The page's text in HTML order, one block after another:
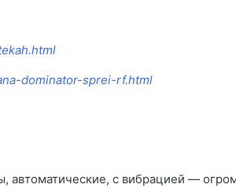
dominator-sprei-rf.html
с вибрацией —